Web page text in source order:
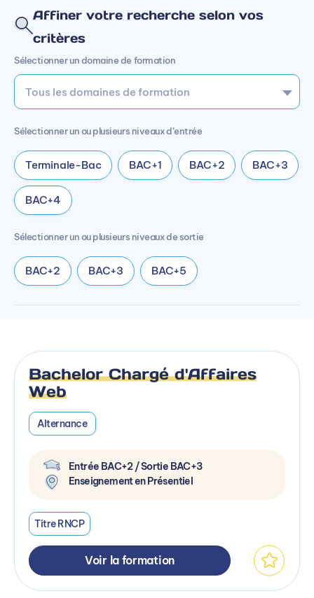
Affiner votre recherche selon vos
critères
Sélectionner un domaine de formation
Sélectionner un ou plusieurs niveaux d’entrée
Terminale-Bac BAC+1 BAC+2 BAC+3
BAC+4
Sélectionner un ou plusieurs niveaux de sortie
BAC+2 BAC+3 BAC+5
Bachelor Chargé d'Affaires
Web
Alternance
Entrée BAC+2 / Sortie BAC+3
Enseignement en Présentiel
Titre RNCP
Voir la formation